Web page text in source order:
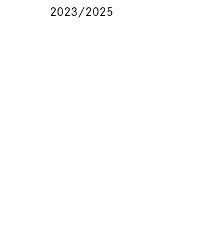
2023/2025